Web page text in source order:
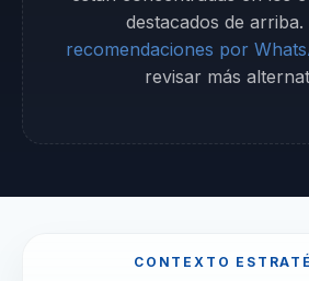
destacados de arriba.
recomendaciones por
revisar más
CONTEXTO